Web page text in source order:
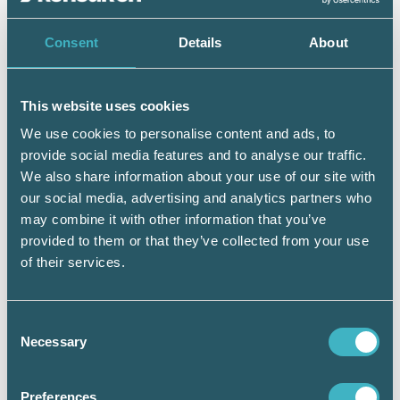
Consent Details About
This website uses cookies
We use cookies to personalise content and ads, to
provide social media features and to analyse our traffic.
We also share information about your use of our site with
our social media, advertising and analytics partners who
may combine it with other information that you’ve
provided to them or that they’ve collected from your use
of their services.
Selection
Necessary
Preferences
Kammarrätten bemöter dock inte något av den
till förvaltningsrättens dom. Det därför höljt i
dunkel hur domstolen resonerat och om det
våningsplan.
För samma bolag gör kammarrätten i ett annat
mål bedömningen att bestämmelserna om
nyttjanderättshavarens förbättringar i 19 kap.
26-28 §§ IL inte kan tillämpas om fastigheten
utgör privatbostadsfastighet hos
fastighetsägaren. Jag vill inte påstå att det inte
kan vara så. Det jag vänder mig emot är den
bestämmelser som anger att
nyttjanderättshavarens beskattning är